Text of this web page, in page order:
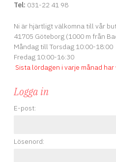
Tel: 031-22 41 98
Ni är hjärtligt välkomna till vår
41705 Göteborg (1000 m från
Måndag till Torsdag 10:00-18:00
Fredag 10:00-16:30
Sista lördagen i varje månad
Logga in
E-post:
Lösenord: